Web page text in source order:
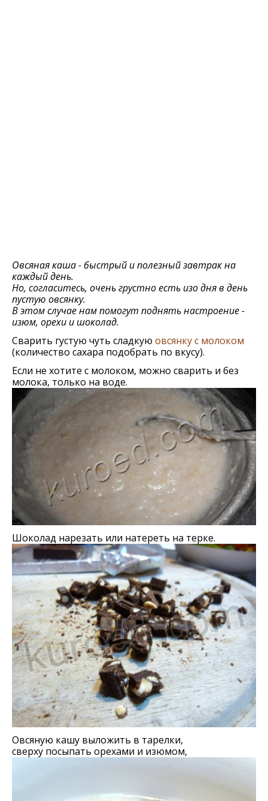
Овсяная каша - быстрый и полезный завтрак на
каждый день.
Но, согласитесь, очень грустно есть изо дня в день
пустую овсянку.
В этом случае нам помогут поднять настроение -
изюм, орехи и шоколад.
Сварить густую чуть сладкую овсянку с молоком
(количество сахара подобрать по вкусу).
Если не хотите с молоком, можно сварить и без
молока, только на воде.
Шоколад нарезать или натереть на терке.
Овсяную кашу выложить в тарелки,
сверху посыпать орехами и изюмом,